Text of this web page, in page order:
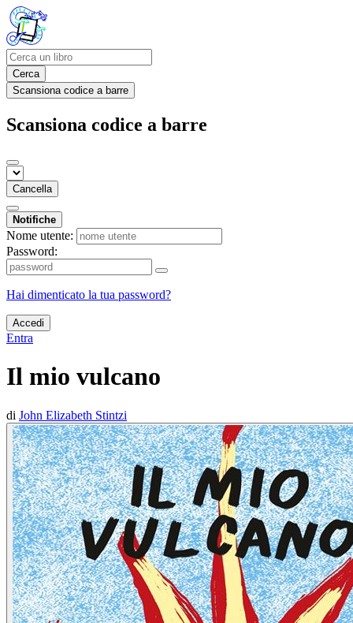
Cerca
Scansiona codice a barre
Scansiona codice a barre
Cancella
Notifiche
Nome utente:
Password:
Hai dimenticato la tua password?
Accedi
Entra
Il mio vulcano
di John Elizabeth Stintzi